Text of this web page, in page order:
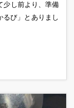
少し前より、準備
るび」とありまし